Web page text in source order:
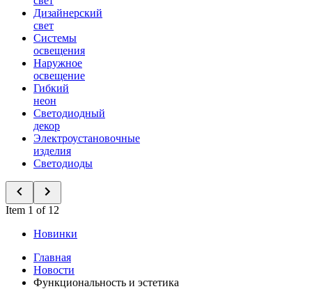
Дизайнерский
свет
Системы
освещения
Наружное
освещение
Гибкий
неон
Светодиодный
декор
Электроустановочные
изделия
Светодиоды
Item 1 of 12
Новинки
Главная
Новости
Функциональность и эстетика